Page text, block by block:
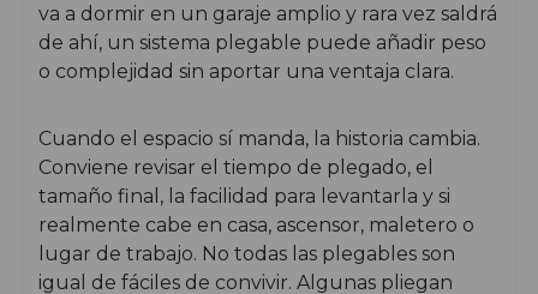
va a dormir en un garaje amplio y rara vez saldrá
de ahí, un sistema plegable puede añadir peso
o complejidad sin aportar una ventaja clara.
Cuando el espacio sí manda, la historia cambia.
Conviene revisar el tiempo de plegado, el
tamaño final, la facilidad para levantarla y si
realmente cabe en casa, ascensor, maletero o
lugar de trabajo. No todas las plegables son
igual de fáciles de convivir. Algunas pliegan